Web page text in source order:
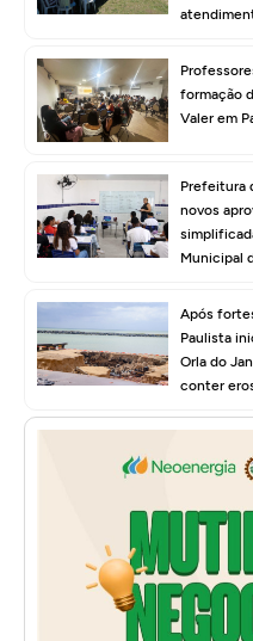
formação
Valer em
Prefeitura
novos
Municipal
Após
Paulista
Orla do
conter